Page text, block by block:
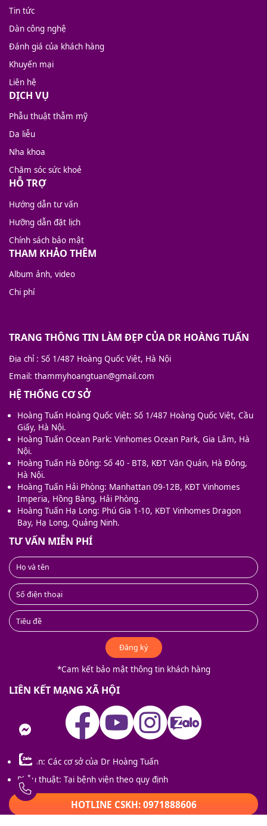
Tin tức
Dàn công nghệ
Đánh giá của khách hàng
Khuyến mại
Liên hệ
DỊCH VỤ
Phẫu thuật thẫm mỹ
Da liễu
Nha khoa
Chăm sóc sức khoẻ
HỖ TRỢ
Hướng dẫn tư vấn
Hưỡng dẫn đặt lịch
Chính sách bảo mật
THAM KHẢO THÊM
Album ảnh, video
Chi phí
TRANG THÔNG TIN LÀM ĐẸP CỦA DR HOÀNG TUẤN
Địa chỉ: Số 1/487 Hoàng Quốc Việt, Hà Nội
Email: thammyhoangtuan@gmail.com
HỆ THỐNG CƠ SỞ
Hoàng Tuấn Hoàng Quốc Việt: Số 1/487 Hoàng Quốc Việt, Cầu
Giấy, Hà Nội.
Hoàng Tuấn Ocean Park: Vinhomes Ocean Park, Gia Lâm, Hà
Nội.
Hoàng Tuấn Hà Đông: Số 40 - BT8, KĐT Văn Quán, Hà Đông,
Hà Nội.
Hoàng Tuấn Hải Phòng: Manhattan 09-12B, KĐT Vinhomes
Imperia, Hồng Bàng, Hải Phòng.
Hoàng Tuấn Hạ Long: Phú Gia 1-10, KĐT Vinhomes Dragon
Bay, Hạ Long, Quảng Ninh.
TƯ VẤN MIỄN PHÍ
Đăng ký
*Cam kết bảo mật thông tin khách hàng
LIÊN KẾT MẠNG XÃ HỘI
Tư vấn: Các cơ sở của Dr Hoàng Tuấn
Phẫu thuật: Tại bệnh viện theo quy định
HOTLINE CSKH: 0971888606